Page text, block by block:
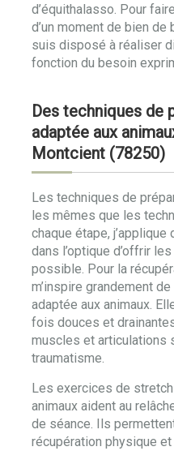
d’équithalasso. Pour
d’un moment de bien
suis disposé à réaliser
fonction du besoin
Des techniques de
adaptée aux
Montcient (78250)
Les techniques de
les mêmes que les
chaque étape,
dans l’optique d’offrir
possible. Pour la
m’inspire grandement
adaptée aux animaux.
fois douces et
muscles et articulations
traumatisme.
Les exercices de
animaux aident au
de séance. Ils
récupération physique